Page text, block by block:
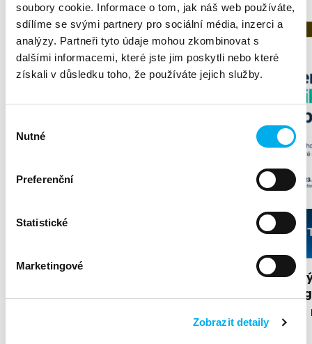
soubory cookie. Informace o tom, jak náš web používáte,
sdílíme se svými partnery pro sociální média, inzerci a
analýzy. Partneři tyto údaje mohou zkombinovat s
dalšími informacemi, které jste jim poskytli nebo které
získali v důsledku toho, že používáte jejich služby.
souhlasu
Nutné
Preferenční
Statistické
Marketingové
Zobrazit detaily
globální analytické zprávě zařazena